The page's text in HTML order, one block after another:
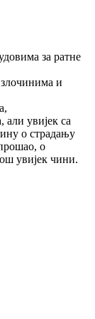
за ратне
и
али увијек са
о страдању
о
увијек чини.